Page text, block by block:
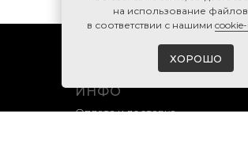
ИНФО
Оплата и доставка
нa использование файлов
в соответствии с нашими
ХОРОШО